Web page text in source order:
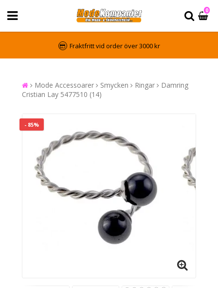
0
Fraktfritt vid order över 3000 kr
Mode Accessoarer Smycken Ringar
Damring
Cristian Lay 5477510 (14)
- 85%